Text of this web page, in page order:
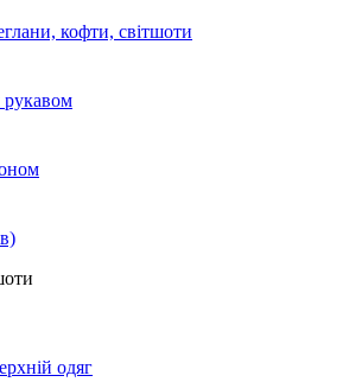
кофти, світшоти
рукавом
одяг